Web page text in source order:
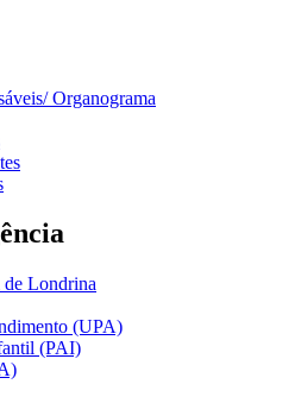
Organograma
Londrina
(UPA)
(PAI)